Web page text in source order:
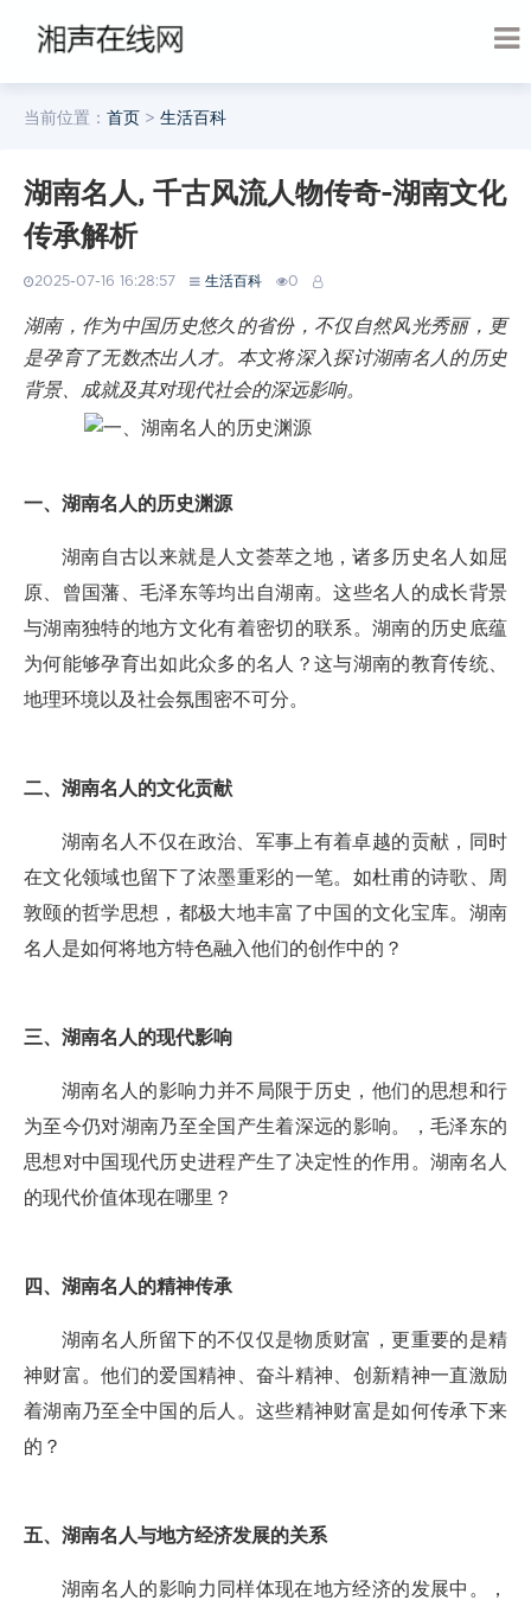
当前位置： 首页 > 生活百科
湖南名人, 千古风流人物传奇-湖南文化
传承解析
2025-07-16 16:28:57 生活百科 0
湖南，作为中国历史悠久的省份，不仅自然风光秀丽，更
是孕育了无数杰出人才。本文将深入探讨湖南名人的历史
背景、成就及其对现代社会的深远影响。
一、湖南名人的历史渊源
湖南自古以来就是人文荟萃之地，诸多历史名人如屈
原、曾国藩、毛泽东等均出自湖南。这些名人的成长背景
与湖南独特的地方文化有着密切的联系。湖南的历史底蕴
为何能够孕育出如此众多的名人？这与湖南的教育传统、
地理环境以及社会氛围密不可分。
二、湖南名人的文化贡献
湖南名人不仅在政治、军事上有着卓越的贡献，同时
在文化领域也留下了浓墨重彩的一笔。如杜甫的诗歌、周
敦颐的哲学思想，都极大地丰富了中国的文化宝库。湖南
名人是如何将地方特色融入他们的创作中的？
三、湖南名人的现代影响
湖南名人的影响力并不局限于历史，他们的思想和行
为至今仍对湖南乃至全国产生着深远的影响。，毛泽东的
思想对中国现代历史进程产生了决定性的作用。湖南名人
的现代价值体现在哪里？
四、湖南名人的精神传承
湖南名人所留下的不仅仅是物质财富，更重要的是精
神财富。他们的爱国精神、奋斗精神、创新精神一直激励
着湖南乃至全中国的后人。这些精神财富是如何传承下来
的？
五、湖南名人与地方经济发展的关系
湖南名人的影响力同样体现在地方经济的发展中。，